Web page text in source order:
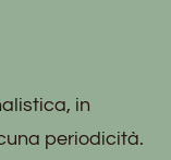
in
periodicità.